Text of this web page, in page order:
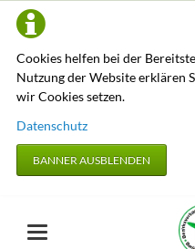
Cookies helfen bei der
Nutzung der Website erklären
wir Cookies setzen.
Datenschutz
BANNER AUSBLENDEN